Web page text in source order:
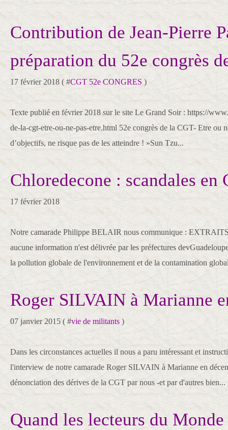
Contribution de Jean-Pierre
préparation du 52e congrès
17 février 2018 ( #CGT 52e CONGRES )
Texte publié en février 2018 sur le site Le Grand Soir : https://
de-la-cgt-etre-ou-ne-pas-etre.html 52e congrès de la CGT- Etre ou
d’objectifs, ne risque pas de les atteindre ! »Sun Tzu...
Chloredecone : scandales en
17 février 2018
Notre camarade Philippe BELAIR nous communique :
aucune information n'est délivrée par les préfectures
la pollution globale de l'environnement et de la contamination
Roger SILVAIN à Marianne
07 janvier 2015 ( #vie de militants )
Dans les circonstances actuelles il nous a paru intéressant et
l'interview de notre camarade Roger SILVAIN à Marianne en
dénonciation des dérives de la CGT par nous -et par d'autres bien...
Quand les lecteurs du